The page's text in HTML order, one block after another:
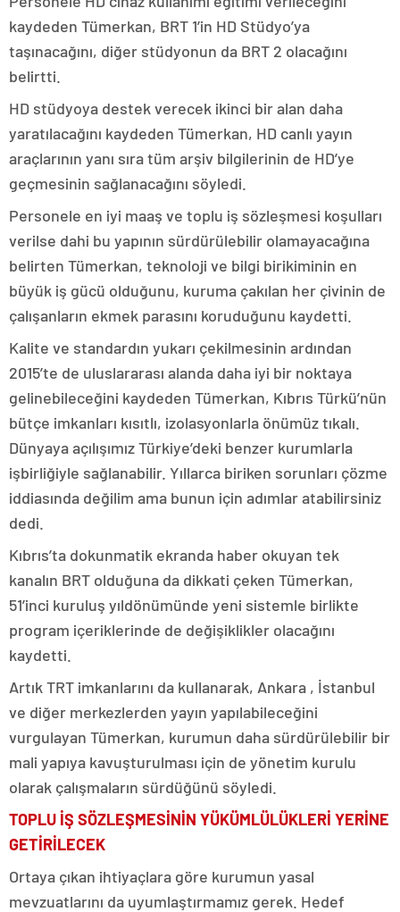
kaydeden Tümerkan, BRT 1’in HD Stüdyo’ya
taşınacağını, diğer stüdyonun da BRT 2 olacağını
belirtti.
HD stüdyoya destek verecek ikinci bir alan daha
yaratılacağını kaydeden Tümerkan, HD canlı yayın
araçlarının yanı sıra tüm arşiv bilgilerinin de HD’ye
geçmesinin sağlanacağını söyledi.
Personele en iyi maaş ve toplu iş sözleşmesi koşulları
verilse dahi bu yapının sürdürülebilir olamayacağına
belirten Tümerkan, teknoloji ve bilgi birikiminin en
büyük iş gücü olduğunu, kuruma çakılan her çivinin de
çalışanların ekmek parasını koruduğunu kaydetti.
Kalite ve standardın yukarı çekilmesinin ardından
2015’te de uluslararası alanda daha iyi bir noktaya
gelinebileceğini kaydeden Tümerkan, Kıbrıs Türkü’nün
bütçe imkanları kısıtlı, izolasyonlarla önümüz tıkalı.
Dünyaya açılışımız Türkiye’deki benzer kurumlarla
işbirliğiyle sağlanabilir. Yıllarca biriken sorunları çözme
iddiasında değilim ama bunun için adımlar atabilirsiniz
dedi.
Kıbrıs’ta dokunmatik ekranda haber okuyan tek
kanalın BRT olduğuna da dikkati çeken Tümerkan,
51’inci kuruluş yıldönümünde yeni sistemle birlikte
program içeriklerinde de değişiklikler olacağını
kaydetti.
Artık TRT imkanlarını da kullanarak, Ankara , İstanbul
ve diğer merkezlerden yayın yapılabileceğini
vurgulayan Tümerkan, kurumun daha sürdürülebilir bir
mali yapıya kavuşturulması için de yönetim kurulu
olarak çalışmaların sürdüğünü söyledi.
TOPLU İŞ SÖZLEŞMESİNİN YÜKÜMLÜLÜKLERİ YERİNE
GETİRİLECEK
Ortaya çıkan ihtiyaçlara göre kurumun yasal
mevzuatlarını da uyumlaştırmamız gerek. Hedef